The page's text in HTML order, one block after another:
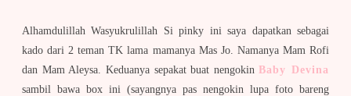
Alhamdulillah Wasyukrulillah Si pinky ini saya dapatkan sebagai
kado dari 2 teman TK lama mamanya Mas Jo. Namanya Mam Rofi
dan Mam Aleysa. Keduanya sepakat buat nengokinBaby Devina
sambil bawa box ini (sayangnya pas nengokin lupa foto bareng